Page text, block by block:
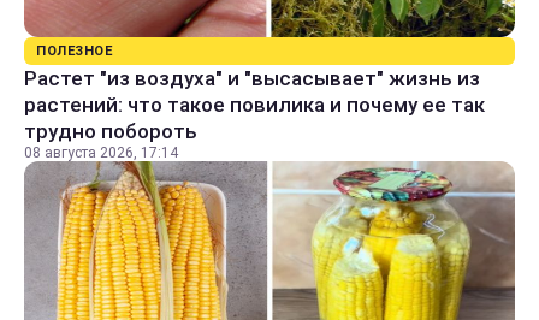
ПОЛЕЗНОЕ
Растет "из воздуха" и "высасывает" жизнь из
растений: что такое повилика и почему ее так
трудно побороть
08 августа 2026, 17:14